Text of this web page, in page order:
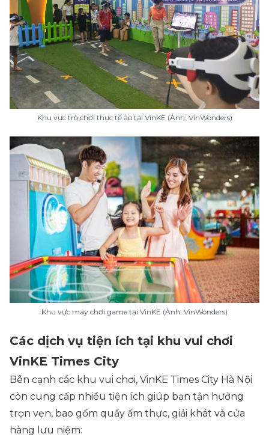
Khu vực trò chơi thực tế ảo tại VinKE (Ảnh: VinWonders)
Khu vực máy chơi game tại VinKE (Ảnh: VinWonders)
Các dịch vụ tiện ích tại khu vui chơi
VinKE Times City
Bên cạnh các khu vui chơi, VinKE Times City Hà Nội
còn cung cấp nhiều tiện ích giúp bạn tận hưởng
trọn vẹn, bao gồm quầy ẩm thực, giải khát và cửa
hàng lưu niệm: